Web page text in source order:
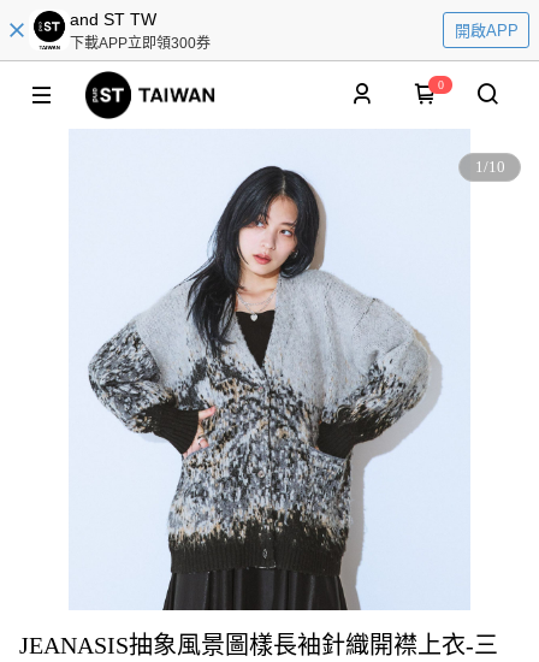
and ST TW
下載APP立即領300券
開啟APP
0
1/10
JEANASIS抽象風景圖樣長袖針織開襟上衣-三